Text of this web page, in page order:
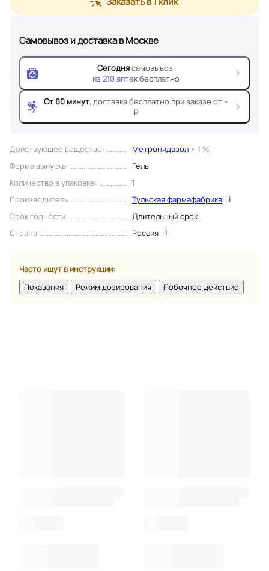
Действующее вещество: Метронидазол • 1 %
Форма выпуска:
Гель
Количество в упаковке:
1
Производитель
Тульская фармафабрика i
Срок годности:
Длительный срок
Страна
Россия i
Часто ищут в инструкции:
Показания
Режим дозирования Побочное действие
Самовывоз и доставкав Москве
Сегоднясамовывоз
из 210 аптекбесплатно
От 60 минут, доставкабесплатно при заказе от --
₽